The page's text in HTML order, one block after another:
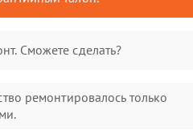
Сможете сделать?
ремонтировалось только